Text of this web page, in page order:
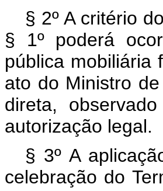
§ 2º A critério
§ 1º poderá
pública mobiliária
ato do Ministro
direta,
autorização legal.
§ 3º A
celebração do